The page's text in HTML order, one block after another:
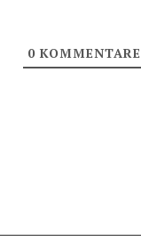
0KOMMENTARE